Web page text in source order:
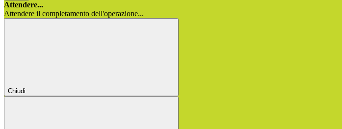
Attendere...
Attendere il completamento dell'operazione...
Chiudi